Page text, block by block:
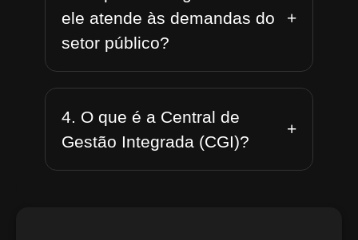
ele atende às demandas do
setor público?
+
4. O que é a Central de
Gestão Integrada (CGI)?
+